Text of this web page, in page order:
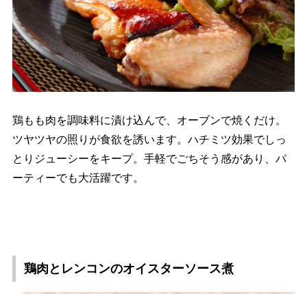
鶏もも肉を調味料に漬け込んで、オーブンで焼くだけ。
ツヤツヤの照りが食欲を誘います。ハチミツ効果でしっ
とりジューシーをキープ。手軽でごちそう感があり、パ
ーティーでも大活躍です。
鶏肉とレンコンのオイスターソース煮